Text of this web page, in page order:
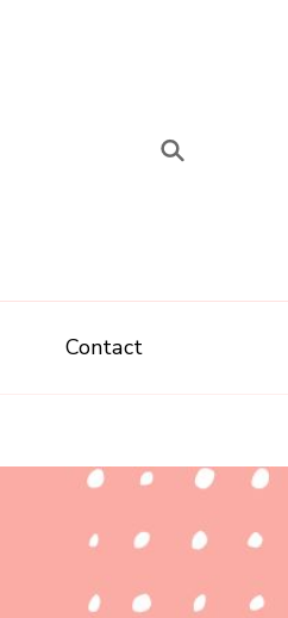
Contact